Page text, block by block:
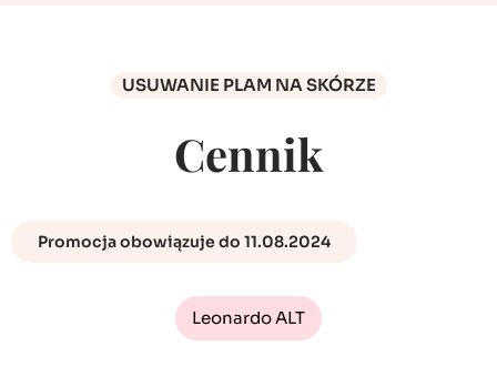
USUWANIE PLAM NA SKÓRZE
Cennik
Promocja obowiązuje do 11.08.2024
Leonardo ALT